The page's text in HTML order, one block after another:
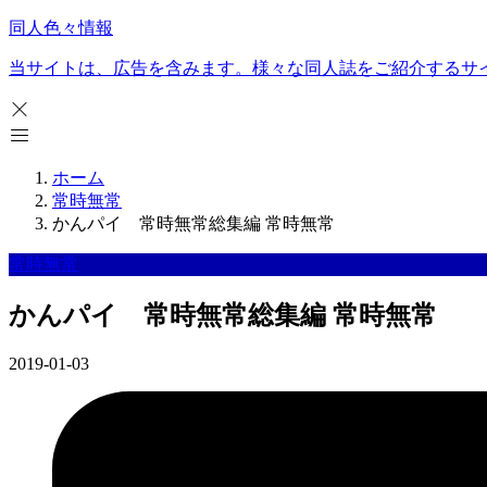
同人色々情報
当サイトは、広告を含みます。様々な同人誌をご紹介するサ
ホーム
常時無常
かんパイ 常時無常総集編 常時無常
常時無常
かんパイ 常時無常総集編 常時無常
2019-01-03